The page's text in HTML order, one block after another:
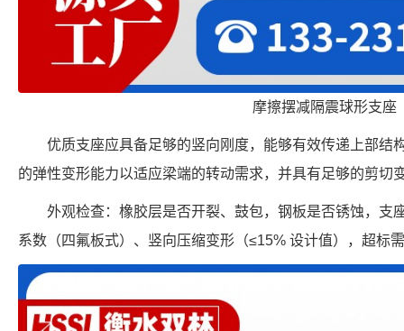
摩擦摆减隔震球形支座
优质支座应具备足够的竖向刚度，能够有效传递上部结
的弹性变形能力以适应梁端的转动需求，并具有足够的剪切
外观检查：橡胶层是否开裂、鼓包，钢板是否锈蚀，支
系数（四氟板式）、竖向压缩变形（≤15% 设计值），超标